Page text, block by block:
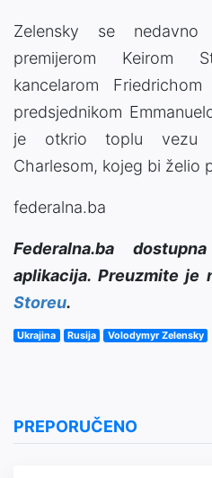
Zelensky se
premijerom Keirom
kancelarom
predsjednikom
je otkrio toplu vezu
Charlesom, kojeg bi želio
federalna.ba
Federalna.ba
aplikacija. Preuzmite je
Storeu.
Ukrajina Rusija Volodymyr Zelensky
PREPORUČENO